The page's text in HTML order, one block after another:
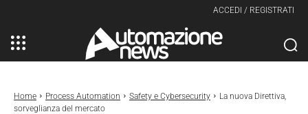
ACCEDI / REGISTRATI
Home Process Automation Safety e Cybersecurity
La nuova Direttiva,
sorveglianza del mercato